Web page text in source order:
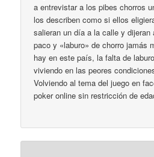
a entrevistar a los pibes chorros
los describen como si ellos
salieran un día a la calle y dijeran
paco y «laburo» de chorro jamás
hay en este país, la falta de
viviendo en las peores
Volviendo al tema del juego en
poker online sin restricción de